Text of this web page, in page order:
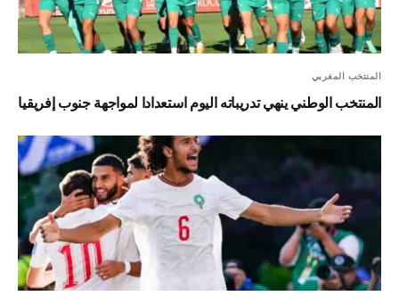
المنتخب المغربي
المنتخب الوطني ينهي تدريباته اليوم استعدادا لمواجهة جنوب إفريقيا